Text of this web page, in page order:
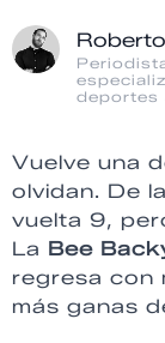
deportes
Vuelve una
olvidan. De
vuelta 9,
La Bee
regresa con
más ganas